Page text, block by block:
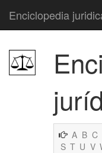
Enciclopedia
A B C
S T U V